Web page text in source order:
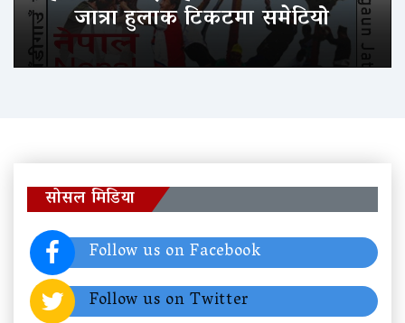
जात्रा हुलाक टिकटमा समेटियो
सोसल मिडिया
Follow us on Facebook
Follow us on Twitter